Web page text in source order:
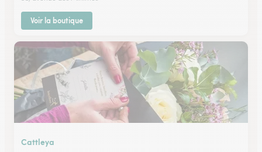
Voir la boutique
Cattleya